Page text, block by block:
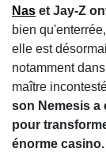
Nas et Jay-Z
bien
elle est
notamment
maître
son Nemesis a
pour
énorme casino.